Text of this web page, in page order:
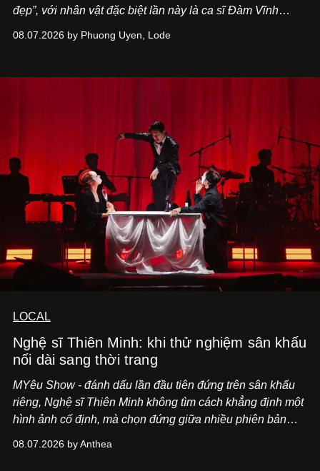
đẹp”, với nhân vật đặc biệt lần này là ca sĩ Đàm Vĩnh
Cà Phê Cà Pháo mang dấu ấn Indochine hoài niệm, thu
08.07.2026 by Phuong Uyen, Lode
LOCAL
Nghệ sĩ Thiên Minh: khi thử nghiệm sân khấu
nối dài sang thời trang
MYêu Show - đánh dấu lần đầu tiên đứng trên sân khấu
riêng, Nghệ sĩ Thiên Minh không tìm cách khẳng định một
hình ảnh cố định, mà chọn đứng giữa nhiều phiên bản
một bộ suit lụa - như một cách "take the risk" khác, ngoài
08.07.2026 by Anthea